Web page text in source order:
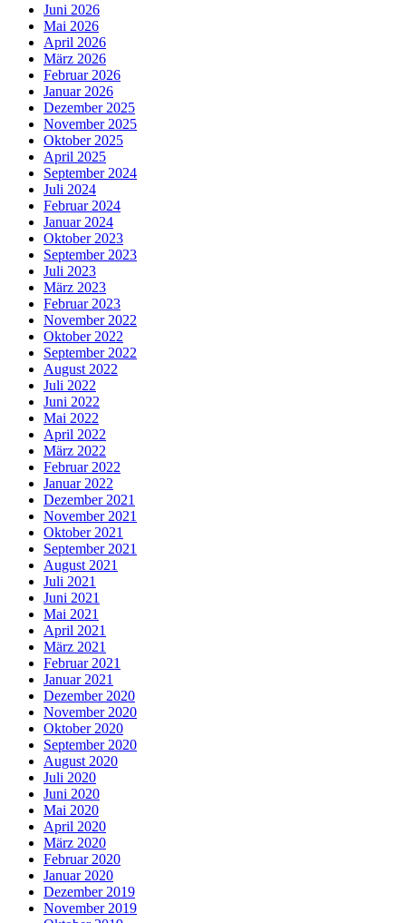
Juni 2026
Mai 2026
April 2026
März 2026
Februar 2026
Januar 2026
Dezember 2025
November 2025
Oktober 2025
April 2025
September 2024
Juli 2024
Februar 2024
Januar 2024
Oktober 2023
September 2023
Juli 2023
März 2023
Februar 2023
November 2022
Oktober 2022
September 2022
August 2022
Juli 2022
Juni 2022
Mai 2022
April 2022
März 2022
Februar 2022
Januar 2022
Dezember 2021
November 2021
Oktober 2021
September 2021
August 2021
Juli 2021
Juni 2021
Mai 2021
April 2021
März 2021
Februar 2021
Januar 2021
Dezember 2020
November 2020
Oktober 2020
September 2020
August 2020
Juli 2020
Juni 2020
Mai 2020
April 2020
März 2020
Februar 2020
Januar 2020
Dezember 2019
November 2019